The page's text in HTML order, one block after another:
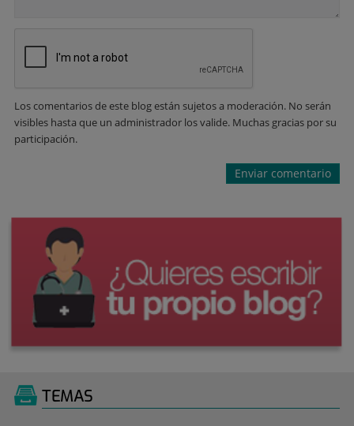
Los comentarios de este blog están sujetos a moderación. No serán
visibles hasta que un administrador los valide. Muchas gracias por su
participación.
TEMAS